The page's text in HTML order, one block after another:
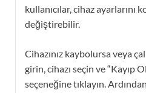
kullanıcılar, cihaz ayarlarını
değiştirebilir.
Cihazınız kaybolursa veya
girin, cihazı seçin ve “Kayıp
seçeneğine tıklayın.